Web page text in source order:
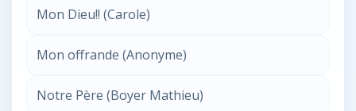
Mon Dieu!! (Carole)
Mon offrande (Anonyme)
Notre Père (Boyer Mathieu)